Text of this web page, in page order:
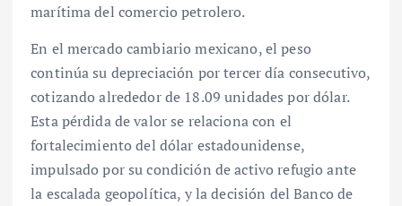
marítima del comercio petrolero.
En el mercado cambiario mexicano, el peso
continúa su depreciación por tercer día consecutivo,
cotizando alrededor de 18.09 unidades por dólar.
Esta pérdida de valor se relaciona con el
fortalecimiento del dólar estadounidense,
impulsado por su condición de activo refugio ante
la escalada geopolítica, y la decisión del Banco de